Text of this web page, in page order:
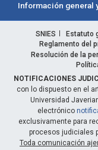
Información general
SNIES Estatuto
Reglamento del
Resolución de la
NOTIFICACIONES
con lo dispuesto en el
Universidad
electrónico
exclusivamente para
procesos judiciales
Toda comunicación